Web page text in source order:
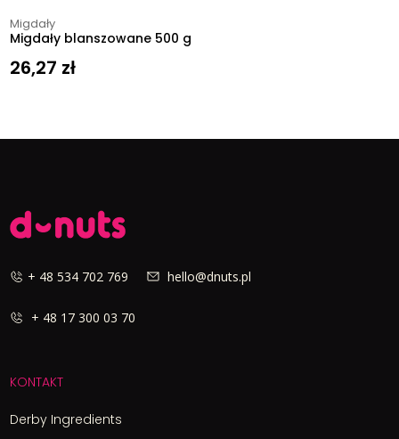
Migdały
Migdały blanszowane 500 g
26,27 zł
+ 48 534 702 769 hello@dnuts.pl
+ 48 17 300 03 70
KONTAKT
Derby Ingredients